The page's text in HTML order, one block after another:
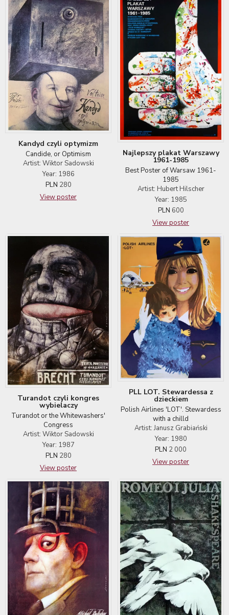
Kandyd czyli optymizm
Candide, or Optimism
Artist: Wiktor Sadowski
Year: 1986
PLN 280
View poster
Najlepszy plakat Warszawy
1961-1985
Best Poster of Warsaw 1961-
1985
Artist: Hubert Hilscher
Year: 1985
PLN 600
View poster
Turandot czyli kongres
wybielaczy
Turandot or the Whitewashers'
Congress
Artist: Wiktor Sadowski
Year: 1987
PLN 280
View poster
PLL LOT. Stewardessa z
dzieckiem
Polish Airlines 'LOT'. Stewardess
with a chilld
Artist: Janusz Grabiański
Year: 1980
PLN 2 000
View poster